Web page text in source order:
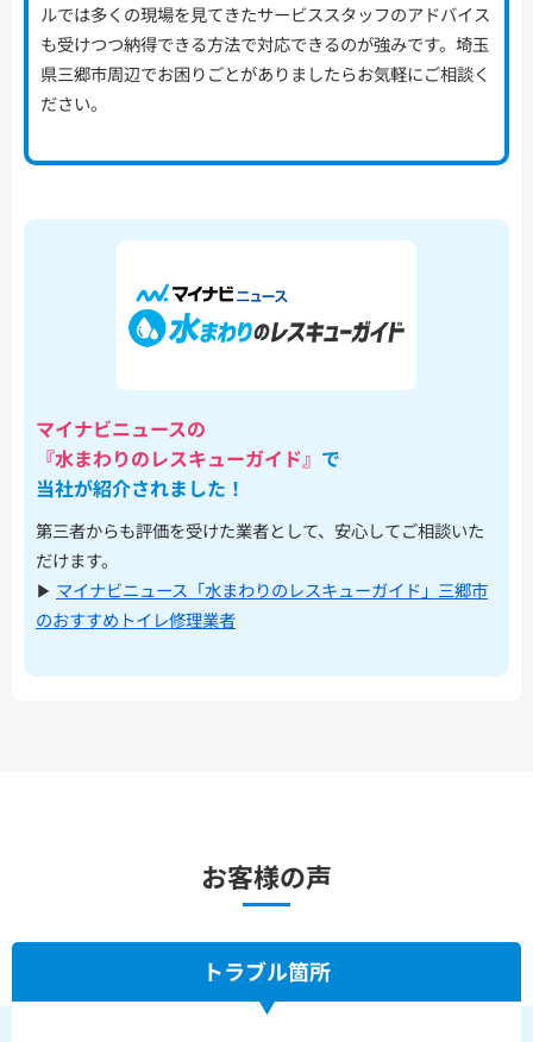
ルでは多くの現場を見てきたサービススタッフのアドバイス
も受けつつ納得できる方法で対応できるのが強みです。埼玉
県三郷市周辺でお困りごとがありましたらお気軽にご相談く
ださい。
マイナビニュースの
『水まわりのレスキューガイド』 で
当社が紹介されました！
第三者からも評価を受けた業者として、安心してご相談いた
だけます。
▶︎ マイナビニュース「水まわりのレスキューガイド」三郷市
のおすすめトイレ修理業者
お客様の声
トラブル箇所